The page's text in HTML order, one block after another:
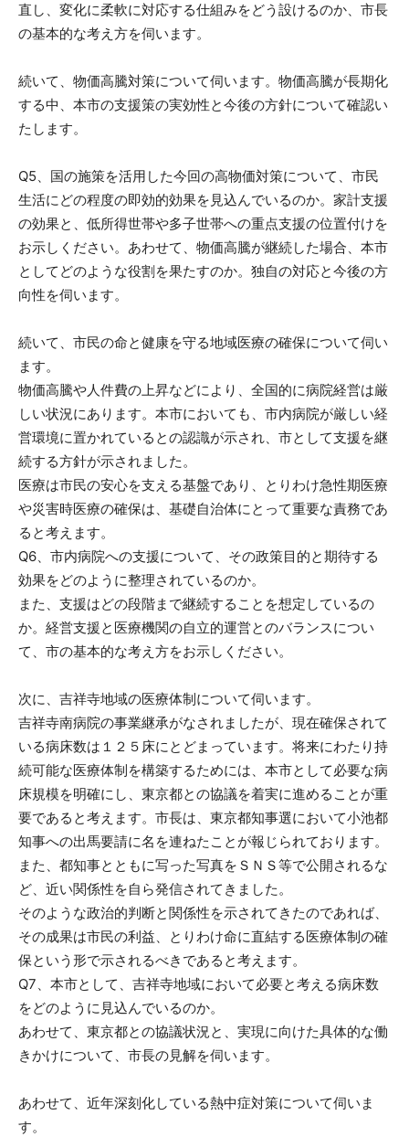
直し、変化に柔軟に対応する仕組みをどう設けるのか、市長
の基本的な考え方を伺います。
続いて、物価高騰対策について伺います。物価高騰が長期化
する中、本市の支援策の実効性と今後の方針について確認い
たします。
Q5、国の施策を活用した今回の高物価対策について、市民
生活にどの程度の即効的効果を見込んでいるのか。家計支援
の効果と、低所得世帯や多子世帯への重点支援の位置付けを
お示しください。あわせて、物価高騰が継続した場合、本市
としてどのような役割を果たすのか。独自の対応と今後の方
向性を伺います。
続いて、市民の命と健康を守る地域医療の確保について伺い
ます。
物価高騰や人件費の上昇などにより、全国的に病院経営は厳
しい状況にあります。本市においても、市内病院が厳しい経
営環境に置かれているとの認識が示され、市として支援を継
続する方針が示されました。
医療は市民の安心を支える基盤であり、とりわけ急性期医療
や災害時医療の確保は、基礎自治体にとって重要な責務であ
ると考えます。
Q6、市内病院への支援について、その政策目的と期待する
効果をどのように整理されているのか。
また、支援はどの段階まで継続することを想定しているの
か。経営支援と医療機関の自立的運営とのバランスについ
て、市の基本的な考え方をお示しください。
次に、吉祥寺地域の医療体制について伺います。
吉祥寺南病院の事業継承がなされましたが、現在確保されて
いる病床数は１２５床にとどまっています。将来にわたり持
続可能な医療体制を構築するためには、本市として必要な病
床規模を明確にし、東京都との協議を着実に進めることが重
要であると考えます。市長は、東京都知事選において小池都
知事への出馬要請に名を連ねたことが報じられております。
また、都知事とともに写った写真をＳＮＳ等で公開されるな
ど、近い関係性を自ら発信されてきました。
そのような政治的判断と関係性を示されてきたのであれば、
その成果は市民の利益、とりわけ命に直結する医療体制の確
保という形で示されるべきであると考えます。
Q7、本市として、吉祥寺地域において必要と考える病床数
をどのように見込んでいるのか。
あわせて、東京都との協議状況と、実現に向けた具体的な働
きかけについて、市長の見解を伺います。
あわせて、近年深刻化している熱中症対策について伺いま
す。